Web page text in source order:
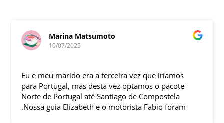
Marina Matsumoto
10/07/2025
Eu e meu marido era a terceira vez que iríamos
para Portugal, mas desta vez optamos o pacote
Norte de Portugal até Santiago de Compostela
.Nossa guia Elizabeth e o motorista Fabio foram